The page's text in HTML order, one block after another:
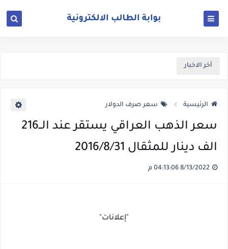
أخر الاخبار
الرئيسية سعر صرف الدولار
سعر الذهب العراقي يستقر عند الــ216
الف دينار للمثقال 2016/8/31
"إعلانات"